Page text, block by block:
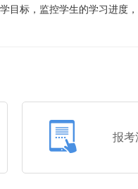
目标，监控学生的学习进度
报考